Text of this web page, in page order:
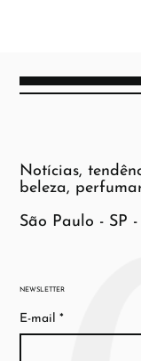
NEWSLETTER
E-mail *
Notícias,
beleza,
São Paulo - SP -